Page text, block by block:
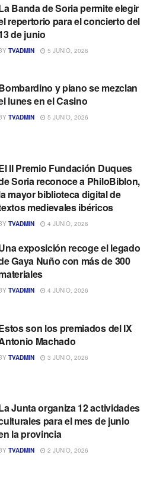
Banda de Soria permite elegir
repertorio para el concierto del
de junio
TVADMIN 5 JUNIO, 2026
y piano se mezclan
lunes en el Casino
TVADMIN 5 JUNIO, 2026
II Premio Fundación Duques
Soria reconoce a PhiloBiblon,
mayor biblioteca digital de
medievales ibéricos
TVADMIN 4 JUNIO, 2026
exposición recoge el legado
Gaya Nuño con más de 300
TVADMIN 4 JUNIO, 2026
son los premiados del IX
Machado
TVADMIN 3 JUNIO, 2026
Junta organiza 12 actividades
para el mes de junio
la provincia
TVADMIN 2 JUNIO, 2026